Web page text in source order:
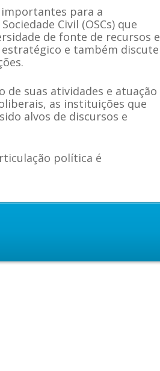
para a
Civil (OSCs) que
de fonte de recursos e
e também discute
suas atividades e atuação
as instituições que
alvos de discursos e
política é